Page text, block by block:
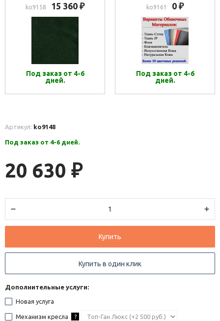
ko9158 15 360 ₽
Под заказ от 4-6
дней.
ko9161 0 ₽
Под заказ от 4-6
дней.
Артикул: ko9148
Под заказ от 4-6 дней.
20 630 ₽
Купить
Купить в один клик
Дополнительные услуги:
Новая услуга
Механизм кресла ?